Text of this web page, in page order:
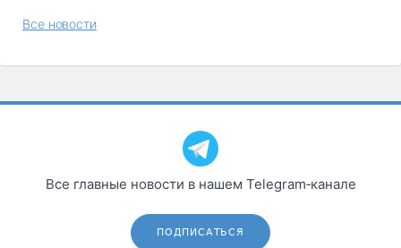
Все новости
Все главные новости в нашем Telegram‑канале
ПОДПИСАТЬСЯ